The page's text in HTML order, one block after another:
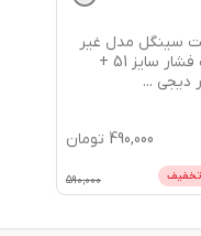
سینگل مدل غیر
تحت فشار سایز 51 +
دیجی ...
490,000 تومان
تخفیف 590,000